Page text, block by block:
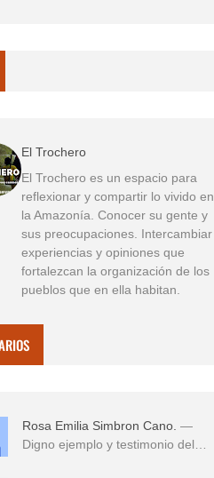
El Trochero
El Trochero es un espacio para
reflexionar y compartir lo vivido en
la Amazonía. Conocer su gente y
sus preocupaciones. Intercambiar
experiencias y opiniones que
fortalezcan la organización de los
pueblos que en ella habitan.
Rosa Emilia Simbron Cano. —
Digno ejemplo y testimonio del